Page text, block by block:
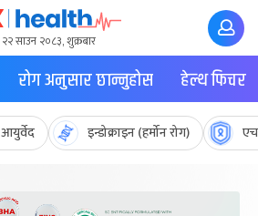
२२ साउन २०८३, शुक्रबार
रोग अनुसार छान्नुहोस हेल्थ फिचर
आयुर्वेद इन्डोक्राइन (हर्मोन रोग)